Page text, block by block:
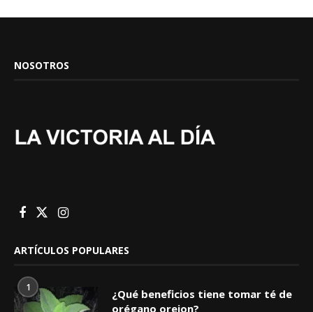
NOSOTROS
ARTÍCULOS POPULARES
1
¿Qué beneficios tiene tomar té de
orégano orejon?